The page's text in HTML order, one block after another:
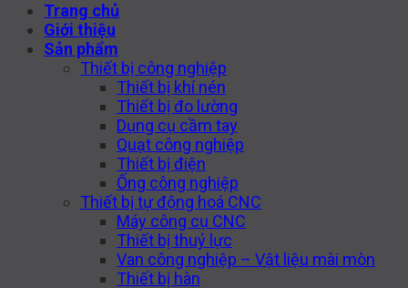
Trang chủ
Giới thiệu
Sản phẩm
Thiết bị công nghiệp
Thiết bị khí nén
Thiết bị đo lường
Dụng cụ cầm tay
Quạt công nghiệp
Thiết bị điện
Ống công nghiệp
Thiết bị tự động hoá CNC
Máy công cụ CNC
Thiết bị thuỷ lực
Van công nghiệp – Vật liệu mài mòn
Thiết bị hàn